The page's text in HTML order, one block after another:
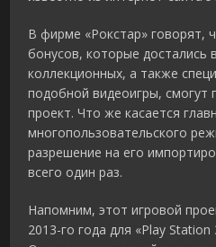
В фирме «Рокстар» говорят,
бонусов, которые достались
коллекционных, а также
подобной видеоигры, смогут
проект. Что же касается
многопользовательского
разрешение на его
всего один раз.
Напомним, этот игровой
2013-го года для «Play